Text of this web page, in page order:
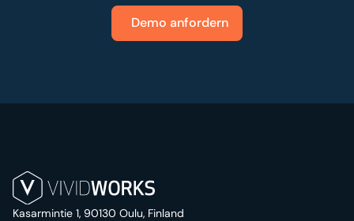
Demo anfordern
Kasarmintie 1, 90130 Oulu, Finland